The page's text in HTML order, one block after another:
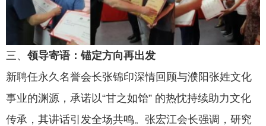
三、 领导寄语：锚定方向再出发
新聘任永久名誉会长张锦印深情回顾与濮阳张姓文化
事业的渊源，承诺以“甘之如饴” 的热忱持续助力文化
传承，其讲话引发全场共鸣。张宏江会长强调，研究